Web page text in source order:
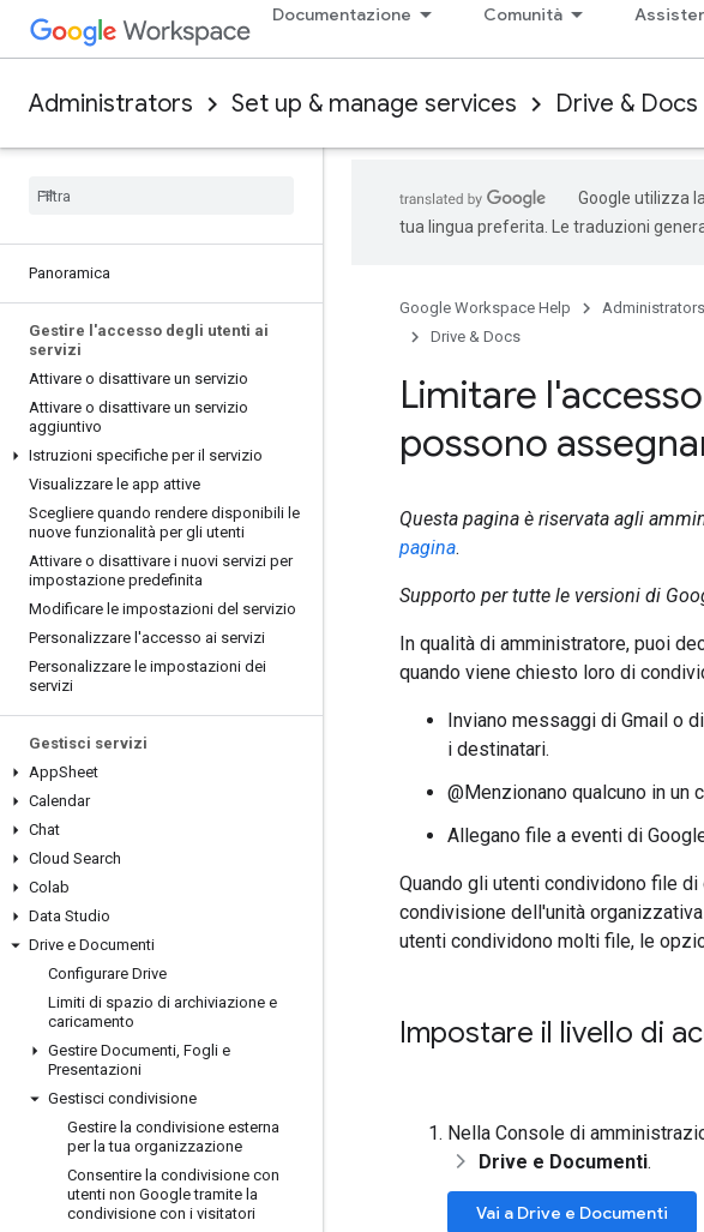
Documentazione Comunità
Administrators Set up & manage services Drive & Docs
Panoramica
Gestire l'accesso degli utenti ai
servizi
Attivare o disattivare un servizio
Attivare o disattivare un servizio
aggiuntivo
Istruzioni specifiche per il servizio
Visualizzare le app attive
Scegliere quando rendere disponibili le
nuove funzionalità per gli utenti
Attivare o disattivare i nuovi servizi per
impostazione predefinita
Modificare le impostazioni del servizio
Personalizzare l'accesso ai servizi
Personalizzare le impostazioni dei
servizi
Gestisci servizi
AppSheet
Calendar
Chat
Cloud Search
Colab
Data Studio
Drive e Documenti
Configurare Drive
Limiti di spazio di archiviazione e
caricamento
Gestire Documenti, Fogli e
Presentazioni
Gestisci condivisione
Gestire la condivisione esterna
per la tua organizzazione
Consentire la condivisione con
utenti non Google tramite la
condivisione con i visitatori
Google utilizza
tua lingua preferita. Le traduzioni
Google Workspace Help Administrators
Drive & Docs
Limitare
possono
Questa pagina è riservata agli
pagina.
Supporto per tutte le versioni di
In qualità di amministratore, puoi
quando viene chiesto loro di
Inviano messaggi di Gmail o
i destinatari.
@Menzionano qualcuno in un
Allegano file a eventi di
Quando gli utenti condividono file
condivisione dell'unità
utenti condividono molti file, le
Impostare il livello di
Nella Console di
Drive e Documenti.
Vai a Drive e Documenti